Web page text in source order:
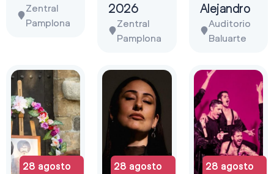
Zentral
Pamplona
2026
Zentral
Pamplona
Alejandro
Auditorio
Baluarte
28 agosto
28 agosto
28 agosto